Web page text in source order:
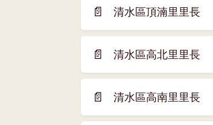
新
視
窗)
📄 清水區頂湳里里長
(另
開
新
視
窗)
📄 清水區高北里里長
(另
開
新
視
窗)
📄 清水區高南里里長
(另
開